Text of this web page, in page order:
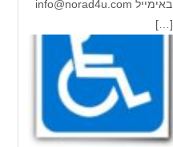
יש לפנות אלי בדף ה"צור קשר" או באימייל info@norad4u.com